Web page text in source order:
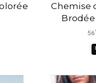
Chemise
56